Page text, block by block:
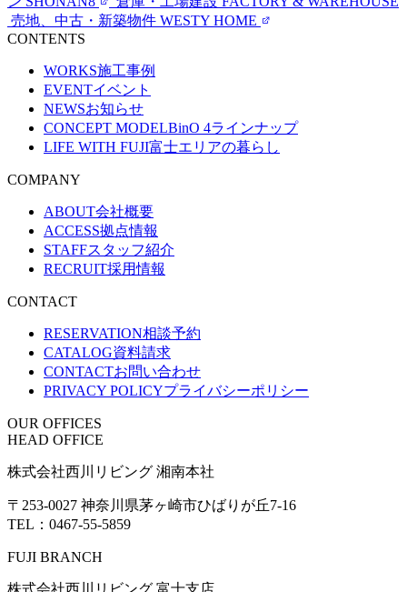
売地、中古・新築物件 WESTY HOME
CONTENTS
WORKS施工事例
EVENTイベント
NEWSお知らせ
CONCEPT MODELBinO 4ラインナップ
LIFE WITH FUJI富士エリアの暮らし
COMPANY
ABOUT会社概要
ACCESS拠点情報
STAFFスタッフ紹介
RECRUIT採用情報
CONTACT
RESERVATION相談予約
CATALOG資料請求
CONTACTお問い合わせ
PRIVACY POLICYプライバシーポリシー
OUR OFFICES
HEAD OFFICE
株式会社西川リビング 湘南本社
〒253-0027 神奈川県茅ヶ崎市ひばりが丘7-16
TEL：0467-55-5859
FUJI BRANCH